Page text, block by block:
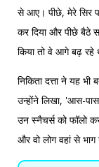
से आए। पीछे, मेरे सिर
कर दिया और पीछे बैठे
किया तो वे आगे बढ़
निकिता दत्ता ने यह
उन्होंने लिखा, 'आस-
उन स्नैचर्स को फॉलो
और वो लोग वहां से भाग